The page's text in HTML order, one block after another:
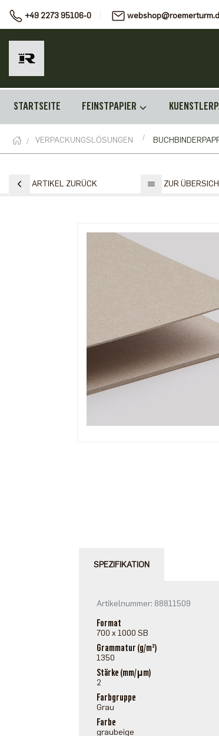
+49 2273 95106-0
STARTSEITE FEINSTPAPIER
VERPACKUNGSLÖSUNGEN
ARTIKEL ZURÜCK ZUR
SPEZIFIKATION
Artikelnummer: 88811509
Format
700 x 1000 SB
Grammatur (g/m²)
1350
Stärke (mm/μm)
2
Farbgruppe
Grau
Farbe
graubeige